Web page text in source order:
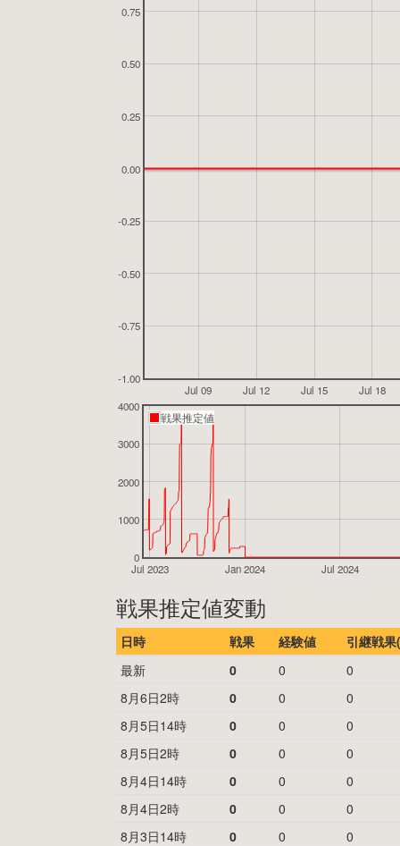
Jul 09 Jul 12 Jul 15 Jul 18
-1.00
-0.75
-0.50
-0.25
0.00
0.25
0.50
0.75
Jul 2023 Jan 2024 Jul 2024
0
1000
2000
3000
4000
戦果推定値
戦果推定値変動
日時 戦果 経験値
引継戦
最新
0 0
0
8月6日2時
0 0
0
8月5日14時
0 0
0
8月5日2時
0 0
0
8月4日14時
0 0
0
8月4日2時
0 0
0
8月3日14時
0 0
0